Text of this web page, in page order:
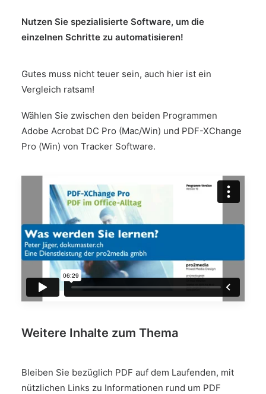
Nutzen Sie spezialisierte Software, um die
einzelnen Schritte zu automatisieren!
Gutes muss nicht teuer sein, auch hier ist ein
Vergleich ratsam!
Wählen Sie zwischen den beiden Programmen
Adobe Acrobat DC Pro (Mac/Win) und PDF-XChange
Pro (Win) von Tracker Software.
Weitere Inhalte zum Thema
Bleiben Sie bezüglich PDF auf dem Laufenden, mit
nützlichen Links zu Informationen rund um PDF